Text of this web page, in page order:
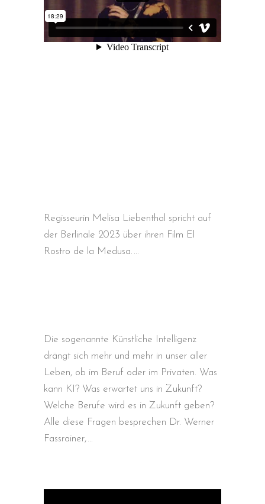
Regisseurin Melisa Liebenthal spricht auf
der Berlinale 2023 über ihren Film El
Rostro de la Medusa.
Die sogenannte Künstliche Intelligenz
drängt sich mehr und mehr in unser aller
Leben, ob im Beruf oder im Privaten. Was
kann KI? Was erwartet uns in Zukunft?
Welche Berufe wird es in Zukunft geben?
Alle diese Fragen besprechen Dr. Werner
Fassrainer,